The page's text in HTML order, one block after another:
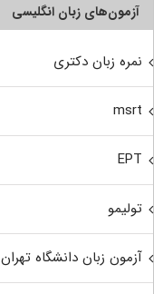
آزمون‌های زبان انگلیسی
نمره زبان دکتری
msrt
EPT
تولیمو
آزمون زبان دانشگاه تهران